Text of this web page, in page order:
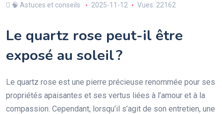
🧠 Astuces et conseils 2025-11-12 Vues: 22162
Le quartz rose peut-il être
exposé au soleil ?
Le quartz rose est une pierre précieuse renommée pour ses
propriétés apaisantes et ses vertus liées à l’amour et à la
compassion. Cependant, lorsqu’il s’agit de son entretien, une